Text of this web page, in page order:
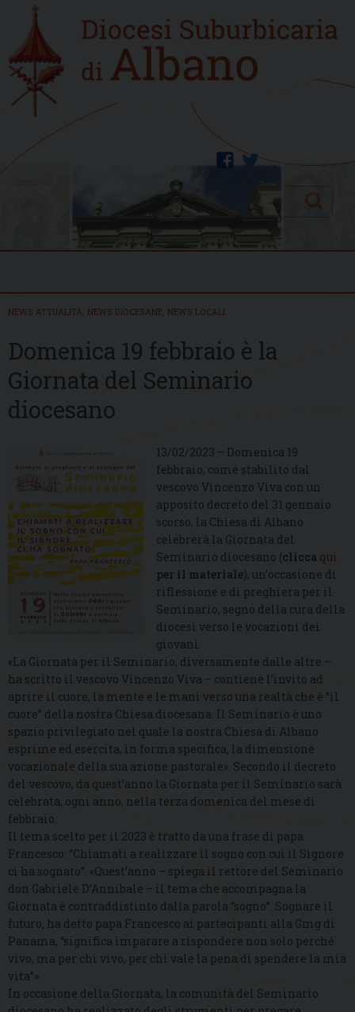
content
Home
new
twitter
facebook
Search
NEWS ATTUALITÀ NEWS DIOCESANE NEWS LOCALI
Domenica 19 febbraio è la
Giornata del Seminario
diocesano
13/02/2023 – Domenica 19
febbraio, come stabilito dal
vescovo Vincenzo Viva con un
apposito decreto del 31 gennaio
scorso, la Chiesa di Albano
celebrerà la Giornata del
Seminario diocesano (clicca qui
per il materiale), un’occasione di
riflessione e di preghiera per il
Seminario, segno della cura della
diocesi verso le vocazioni dei
giovani.
«La Giornata per il Seminario, diversamente dalle altre –
ha scritto il vescovo Vincenzo Viva – contiene l’invito ad
aprire il cuore, la mente e le mani verso una realtà che è “il
cuore” della nostra Chiesa diocesana. Il Seminario è uno
spazio privilegiato nel quale la nostra Chiesa di Albano
esprime ed esercita, in forma specifica, la dimensione
vocazionale della sua azione pastorale». Secondo il decreto
del vescovo, da quest’anno la Giornata per il Seminario sarà
celebrata, ogni anno, nella terza domenica del mese di
febbraio.
Il tema scelto per il 2023 è tratto da una frase di papa
Francesco: “Chiamati a realizzare il sogno con cui il Signore
ci ha sognato”. «Quest’anno – spiega il rettore del Seminario
don Gabriele D’Annibale – il tema che accompagna la
Giornata è contraddistinto dalla parola “sogno”. Sognare il
futuro, ha detto papa Francesco ai partecipanti alla Gmg di
Panama, “significa imparare a rispondere non solo perché
vivo, ma per chi vivo, per chi vale la pena di spendere la mia
vita”».
In occasione della Giornata, la comunità del Seminario